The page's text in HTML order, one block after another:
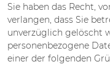
Sie haben das Recht,
verlangen, dass Sie
unverzüglich gelöscht
personenbezogene
einer der folgenden